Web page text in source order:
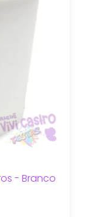
- Branco